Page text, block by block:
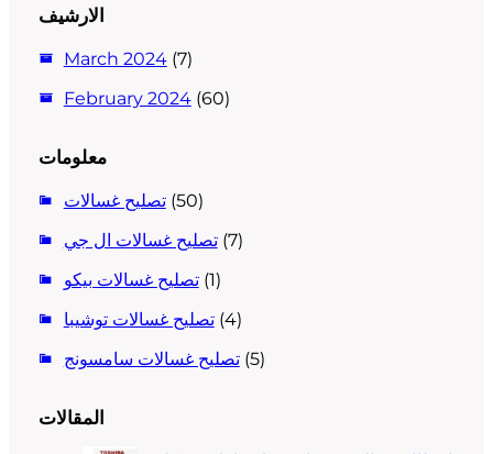
الارشيف
March 2024(7)
February 2024(60)
معلومات
تصليح غسالات(50)
تصليح غسالات ال جي(7)
تصليح غسالات بيكو(1)
تصليح غسالات توشيبا(4)
تصليح غسالات سامسونج(5)
المقالات